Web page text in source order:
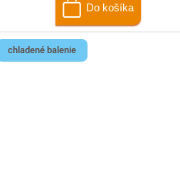
Do košíka
chladené balenie